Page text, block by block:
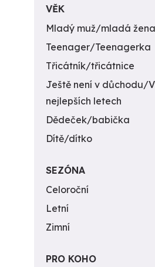
VĚK
Mladý muž/mladá žena
Teenager/Teenagerka
Třicátník/třicátnice
Ještě není v důchodu/V
nejlepších letech
Dědeček/babička
Dítě/dítko
SEZÓNA
Celoroční
Letní
Zimní
PRO KOHO